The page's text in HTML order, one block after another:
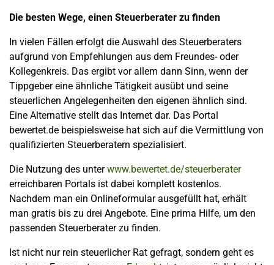
Die besten Wege, einen Steuerberater zu finden
In vielen Fällen erfolgt die Auswahl des Steuerberaters
aufgrund von Empfehlungen aus dem Freundes- oder
Kollegenkreis. Das ergibt vor allem dann Sinn, wenn der
Tippgeber eine ähnliche Tätigkeit ausübt und seine
steuerlichen Angelegenheiten den eigenen ähnlich sind.
Eine Alternative stellt das Internet dar. Das Portal
bewertet.de beispielsweise hat sich auf die Vermittlung von
qualifizierten Steuerberatern spezialisiert.
Die Nutzung des unterwww.bewertet.de/steuerberater
erreichbaren Portals ist dabei komplett kostenlos.
Nachdem man ein Onlineformular ausgefüllt hat, erhält
man gratis bis zu drei Angebote. Eine prima Hilfe, um den
passenden Steuerberater zu finden.
Ist nicht nur rein steuerlicher Rat gefragt, sondern geht es